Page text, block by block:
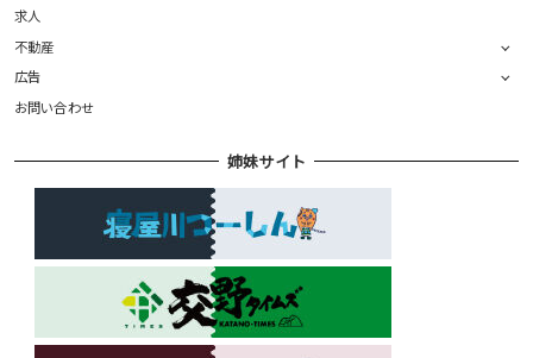
求人
不動産
広告
お問い合わせ
姉妹サイト